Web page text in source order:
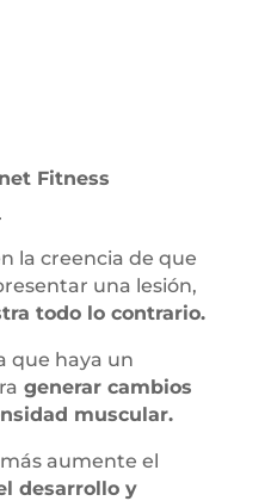
Fitness
la creencia de que
una lesión,
todo lo contrario.
que haya un
generar cambios
muscular.
aumente el
desarrollo y